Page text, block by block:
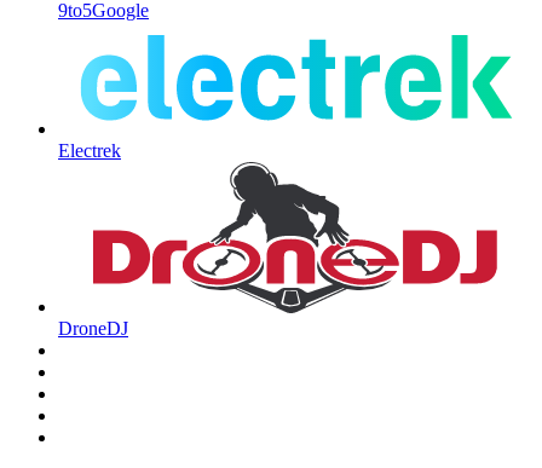
9to5Google
Electrek
DroneDJ